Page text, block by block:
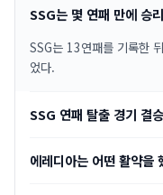
SSG는 몇 연패 만에 승
SSG는 13연패를 기록한
었다.
SSG 연패 탈출 경기 결
에레디아는 어떤 활약을